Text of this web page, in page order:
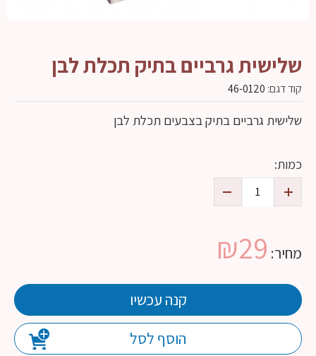
שלישית גרביים בתיק תכלת לבן
קוד דגם: 46-0120
שלישית גרביים בתיק בצבעים תכלת לבן
כמות:
מחיר: ₪29
קנה עכשיו
הוסף לסל